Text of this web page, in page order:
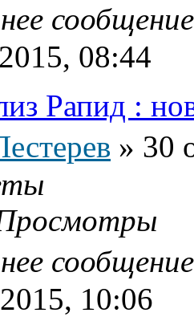
08:44
Рапид :
» 30
10:06